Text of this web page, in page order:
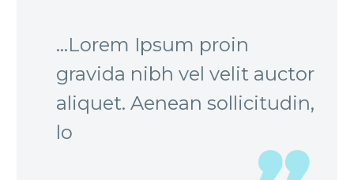
…Lorem Ipsum proin
gravida nibh vel velit auctor
aliquet. Aenean sollicitudin,
lo